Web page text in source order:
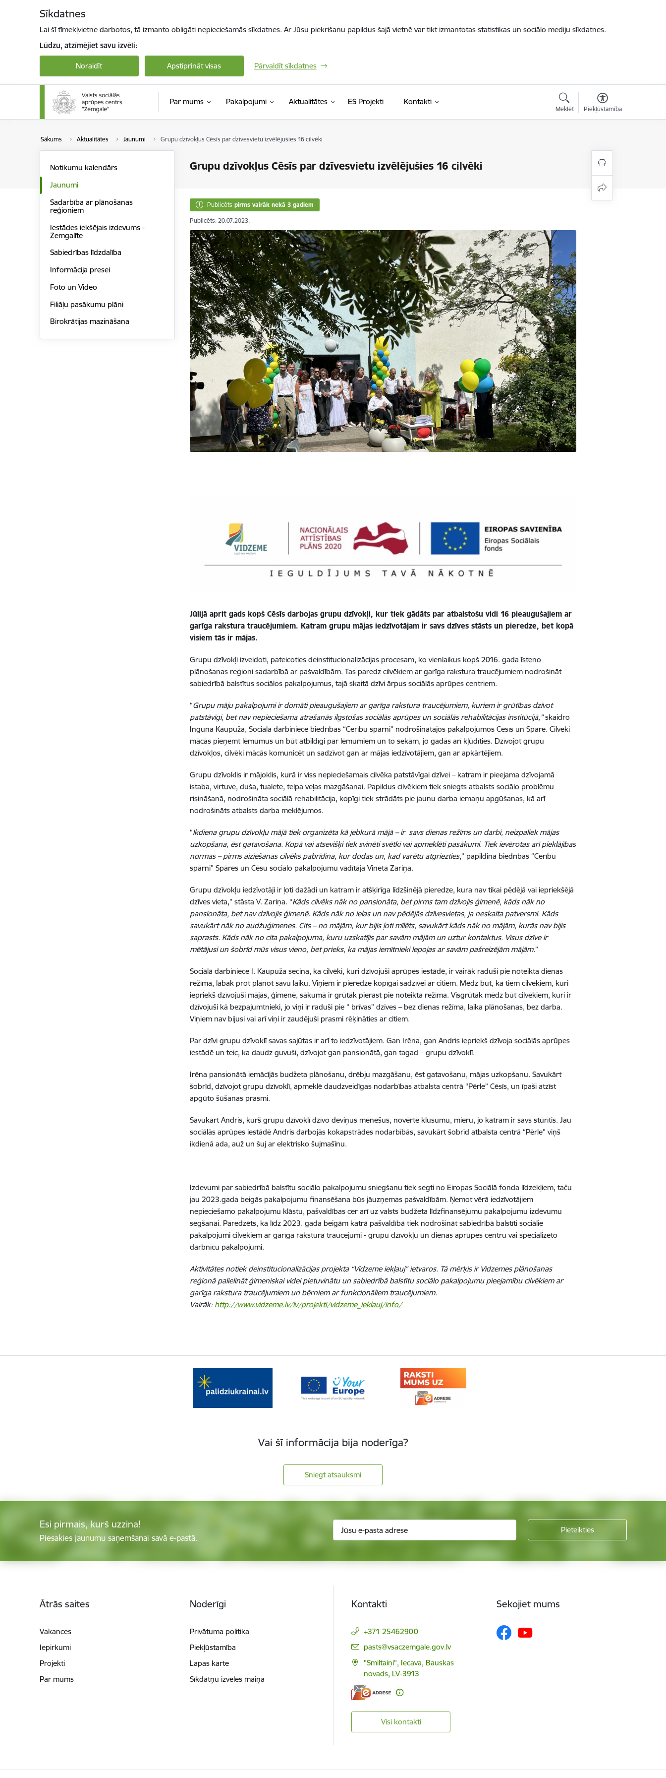
Sīkdatnes
Lai šī tīmekļvietne darbotos, tā izmanto obligāti nepieciešamās sīkdatnes. Ar Jūsu piekrišanu papildus šajā vietnē var tikt izmantotas statistikas un sociālo mediju sīkdatnes.
Lūdzu, atzīmējiet savu izvēli:
Noraidīt Apstiprināt visas Pārvaldīt sīkdatnes
Par mums Pakalpojumi Aktualitātes ES Projekti Kontakti
Meklēt Piekļūstamība
Sākums Aktualitātes Jaunumi Grupu dzīvokļus Cēsīs par dzīvesvietu izvēlējušies 16 cilvēki
Grupu dzīvokļus Cēsīs par dzīvesvietu izvēlējušies 16 cilvēki
Notikumu kalendārs
Jaunumi
Sadarbība ar plānošanas
reģioniem
Iestādes iekšējais izdevums -
Zemgalīte
Sabiedrības līdzdalība
Informācija presei
Foto un Video
Filiāļu pasākumu plāni
Birokrātijas mazināšana
Publicēts pirms vairāk nekā 3 gadiem
Publicēts: 20.07.2023.
Jūlijā aprit gads kopš Cēsīs darbojas grupu dzīvokļi, kur tiek gādāts par atbalstošu vidi 16 pieaugušajiem ar
garīga rakstura traucējumiem. Katram grupu mājas iedzīvotājam ir savs dzīves stāsts un pieredze, bet kopā
visiem tās ir mājas.
Grupu dzīvokļi izveidoti, pateicoties deinstitucionalizācijas procesam, ko vienlaikus kopš 2016. gada īsteno
plānošanas reģioni sadarbībā ar pašvaldībām. Tas paredz cilvēkiem ar garīga rakstura traucējumiem nodrošināt
sabiedrībā balstītus sociālos pakalpojumus, tajā skaitā dzīvi ārpus sociālās aprūpes centriem.
“Grupu māju pakalpojumi ir domāti pieaugušajiem ar garīga rakstura traucējumiem, kuriem ir grūtības dzīvot
patstāvīgi, bet nav nepieciešama atrašanās ilgstošas sociālās aprūpes un sociālās rehabilitācijas institūcijā,”skaidro
Inguna Kaupuža, Sociālā darbiniece biedrības “Cerību spārni” nodrošinātajos pakalpojumos Cēsīs un Spārē. Cilvēki
mācās pieņemt lēmumus un būt atbildīgi par lēmumiem un to sekām, jo gadās arī kļūdīties. Dzīvojot grupu
dzīvokļos, cilvēki mācās komunicēt un sadzīvot gan ar mājas iedzīvotājiem, gan ar apkārtējiem.
Grupu dzīvoklis ir mājoklis, kurā ir viss nepieciešamais cilvēka patstāvīgai dzīvei – katram ir pieejama dzīvojamā
istaba, virtuve, duša, tualete, telpa veļas mazgāšanai. Papildus cilvēkiem tiek sniegts atbalsts sociālo problēmu
risināšanā, nodrošināta sociālā rehabilitācija, kopīgi tiek strādāts pie jaunu darba iemaņu apgūšanas, kā arī
nodrošināts atbalsts darba meklējumos.
“Ikdiena grupu dzīvokļu mājā tiek organizēta kā jebkurā mājā – ir savs dienas režīms un darbi, neizpaliek mājas
uzkopšana, ēst gatavošana. Kopā vai atsevišķi tiek svinēti svētki vai apmeklēti pasākumi. Tiek ievērotas arī pieklājības
normas – pirms aiziešanas cilvēks pabrīdina, kur dodas un, kad varētu atgriezties,” papildina biedrības “Cerību
spārni” Spāres un Cēsu sociālo pakalpojumu vadītāja Vineta Zariņa.
Grupu dzīvokļu iedzīvotāji ir ļoti dažādi un katram ir atšķirīga līdzšinējā pieredze, kura nav tikai pēdējā vai iepriekšējā
dzīves vieta,” stāsta V. Zariņa. “Kāds cilvēks nāk no pansionāta, bet pirms tam dzīvojis ģimenē, kāds nāk no
pansionāta, bet nav dzīvojis ģimenē. Kāds nāk no ielas un nav pēdējās dzīvesvietas, ja neskaita patversmi. Kāds
savukārt nāk no audžuģimenes. Cits – no mājām, kur bijis ļoti mīlēts, savukārt kāds nāk no mājām, kurās nav bijis
saprasts. Kāds nāk no cita pakalpojuma, kuru uzskatījis par savām mājām un uztur kontaktus. Visus dzīve ir
mētājusi un šobrīd mūs visus vieno, bet prieks, ka mājas iemītnieki lepojas ar savām pašreizējām mājām.”
Sociālā darbiniece I. Kaupuža secina, ka cilvēki, kuri dzīvojuši aprūpes iestādē, ir vairāk raduši pie noteikta dienas
režīma, labāk prot plānot savu laiku. Viņiem ir pieredze kopīgai sadzīvei ar citiem. Mēdz būt, ka tiem cilvēkiem, kuri
iepriekš dzīvojuši mājās, ģimenē, sākumā ir grūtāk pierast pie noteikta režīma. Visgrūtāk mēdz būt cilvēkiem, kuri ir
dzīvojuši kā bezpajumtnieki, jo viņi ir raduši pie “ brīvas” dzīves – bez dienas režīma, laika plānošanas, bez darba.
Viņiem nav bijusi vai arī viņi ir zaudējuši prasmi rēķināties ar citiem.
Par dzīvi grupu dzīvoklī savas sajūtas ir arī to iedzīvotājiem. Gan Irēna, gan Andris iepriekš dzīvoja sociālās aprūpes
iestādē un teic, ka daudz guvuši, dzīvojot gan pansionātā, gan tagad – grupu dzīvoklī.
Irēna pansionātā iemācījās budžeta plānošanu, drēbju mazgāšanu, ēst gatavošanu, mājas uzkopšanu. Savukārt
šobrīd, dzīvojot grupu dzīvoklī, apmeklē daudzveidīgas nodarbības atbalsta centrā “Pērle” Cēsīs, un īpaši atzīst
apgūto šūšanas prasmi.
Savukārt Andris, kurš grupu dzīvoklī dzīvo deviņus mēnešus, novērtē klusumu, mieru, jo katram ir savs stūrītis. Jau
sociālās aprūpes iestādē Andris darbojās kokapstrādes nodarbībās, savukārt šobrīd atbalsta centrā “Pērle” viņš
ikdienā ada, auž un šuj ar elektrisko šujmašīnu.
Izdevumi par sabiedrībā balstītu sociālo pakalpojumu sniegšanu tiek segti no Eiropas Sociālā fonda līdzekļiem, taču
jau 2023.gada beigās pakalpojumu finansēšana būs jāuzņemas pašvaldībām. Ņemot vērā iedzīvotājiem
nepieciešamo pakalpojumu klāstu, pašvaldības cer arī uz valsts budžeta līdzfinansējumu pakalpojumu izdevumu
segšanai. Paredzēts, ka līdz 2023. gada beigām katrā pašvaldībā tiek nodrošināt sabiedrībā balstīti sociālie
pakalpojumi cilvēkiem ar garīga rakstura traucējumi - grupu dzīvokļu un dienas aprūpes centru vai specializēto
darbnīcu pakalpojumi.
Aktivitātes notiek deinstitucionalizācijas projekta “Vidzeme iekļauj” ietvaros. Tā mērķis ir Vidzemes plānošanas
reģionā palielināt ģimeniskai videi pietuvinātu un sabiedrībā balstītu sociālo pakalpojumu pieejamību cilvēkiem ar
garīga rakstura traucējumiem un bērniem ar funkcionāliem traucējumiem.
Vairāk: http://www.vidzeme.lv/lv/projekti/vidzeme_ieklauj/info/
Vai šī informācija bija noderīga?
Sniegt atsauksmi
Esi pirmais, kurš uzzina!
Piesakies jaunumu saņemšanai savā e-pastā.
Ātrās saites
Vakances
Iepirkumi
Projekti
Par mums
Noderīgi
Privātuma politika
Piekļūstamība
Lapas karte
Sīkdatņu izvēles maiņa
Kontakti
+371 25462900
E-pasts:
pasts@vsaczemgale.gov.lv
"Smiltaiņi", Iecava, Bauskas
novads, LV-3913
Visi kontakti
Sekojiet mums